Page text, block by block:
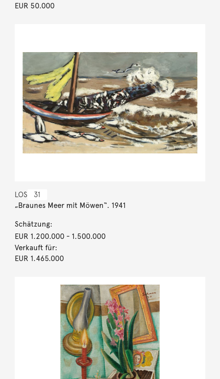
EUR 50.000
LOS 31
„Braunes Meer mit Möwen“. 1941
Schätzung:
EUR 1.200.000- 1.500.000
Verkauft für:
EUR 1.465.000